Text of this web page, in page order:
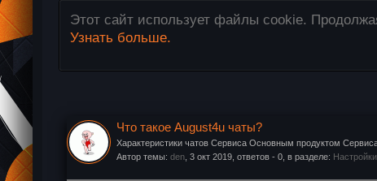
нами Ваших файлов cookie. Внимание!
Что такое August4u чаты?
Характеристики чатов Сервиса Основным продуктом
Автор темы: den 3 окт 2019 , ответов - 0, в разделе: